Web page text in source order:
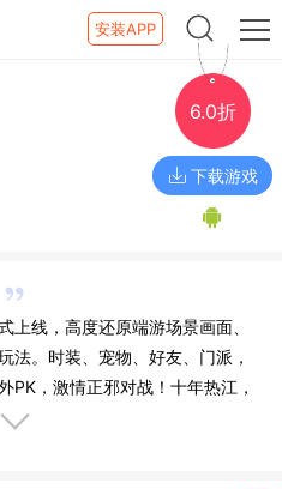
安装APP
6.0折
下载游戏
上线，高度还原端游场景画面、
法。时装、宠物、好友、门派，
PK，激情正邪对战！十年热江，